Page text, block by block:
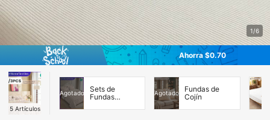
1/6
Ahorra $0.70
5 Artículos
Agotado
Sets de
Fundas
Agotado
Fundas de
Cojín